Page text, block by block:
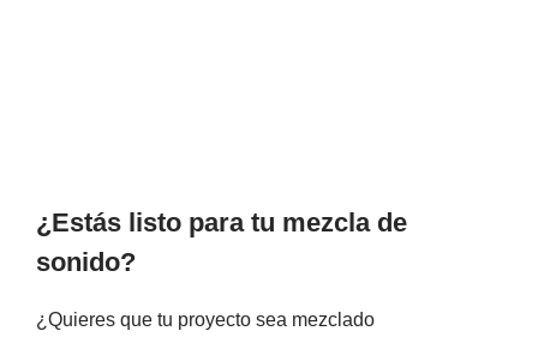
¿Estás listo para tu mezcla de
sonido?
¿Quieres que tu proyecto sea mezclado